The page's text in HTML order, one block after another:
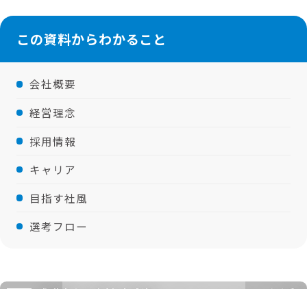
この資料からわかること
会社概要
経営理念
採用情報
キャリア
目指す社風
選考フロー